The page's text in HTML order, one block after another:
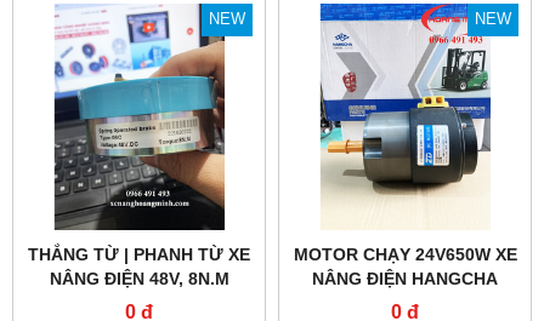
NEW
THẮNG TỪ | PHANH TỪ XE
NÂNG ĐIỆN 48V, 8N.M
0 đ
NEW
MOTOR CHẠY 24V650W XE
NÂNG ĐIỆN HANGCHA
0 đ